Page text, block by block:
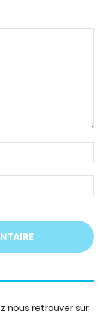
ou
nous retrouver sur